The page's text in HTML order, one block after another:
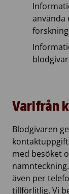
Varifrån
Blodgivaren
med besöket
även per
tillförlitlig. Vi